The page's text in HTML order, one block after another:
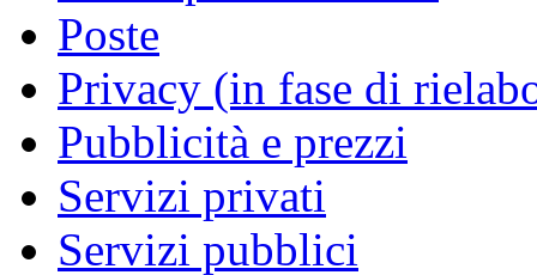
Poste
Privacy (in fase di
Pubblicità e prezzi
Servizi privati
Servizi pubblici